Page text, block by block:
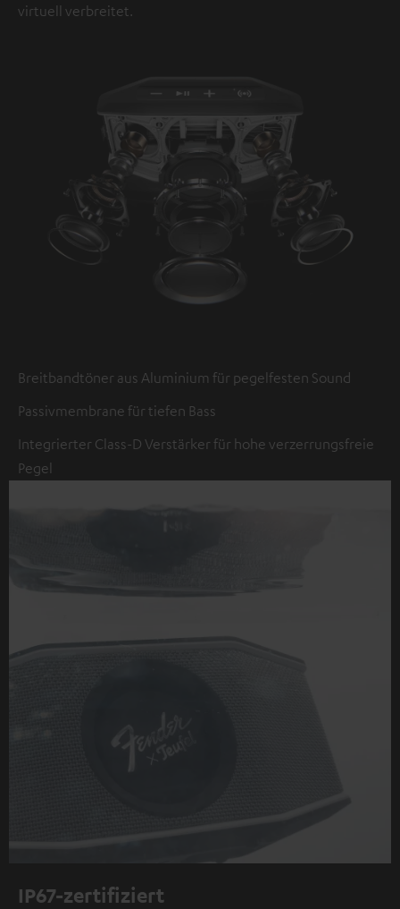
virtuell verbreitet.
Breitbandtöner aus Aluminium für pegelfesten Sound
Passivmembrane für tiefen Bass
Integrierter Class-D Verstärker für hohe verzerrungsfreie
Pegel
IP67-zertifiziert